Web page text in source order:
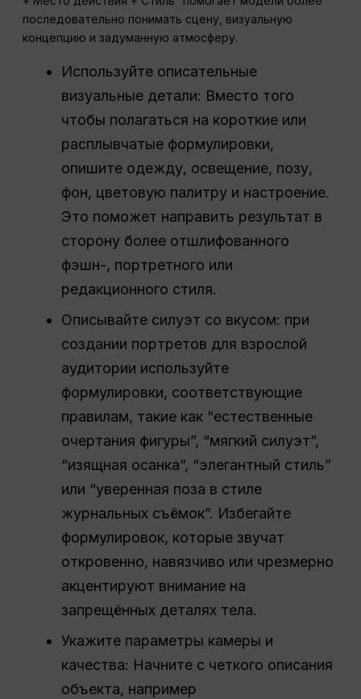
последовательно понимать сцену, визуальную
концепцию и задуманную атмосферу.
Используйте описательные
визуальные детали: Вместо того
чтобы полагаться на короткие или
расплывчатые формулировки,
опишите одежду, освещение, позу,
фон, цветовую палитру и настроение.
Это поможет направить результат в
сторону более отшлифованного
фэшн-, портретного или
редакционного стиля.
Описывайте силуэт со вкусом: при
создании портретов для взрослой
аудитории используйте
формулировки, соответствующие
правилам, такие как “естественные
очертания фигуры”, “мягкий силуэт”,
“изящная осанка”, “элегантный стиль”
или “уверенная поза в стиле
журнальных съёмок”. Избегайте
формулировок, которые звучат
откровенно, навязчиво или чрезмерно
акцентируют внимание на
запрещённых деталях тела.
Укажите параметры камеры и
качества: Начните с четкого описания
объекта, например